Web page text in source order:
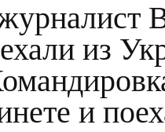
из
и